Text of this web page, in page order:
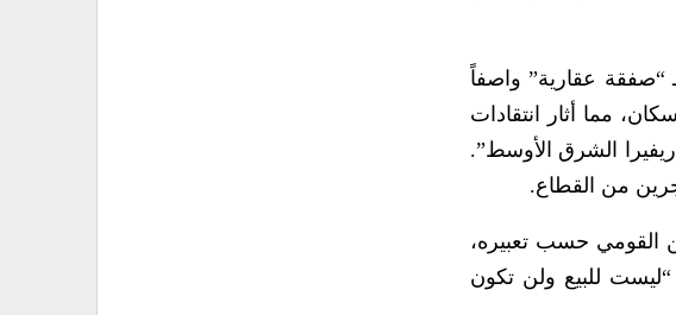
كـ “صفقة عقارية” واصفاً
مما أثار انتقادات
الشرق الأوسط”.
من القطاع.
القومي حسب تعبيره،
“ليست للبيع ولن تكون